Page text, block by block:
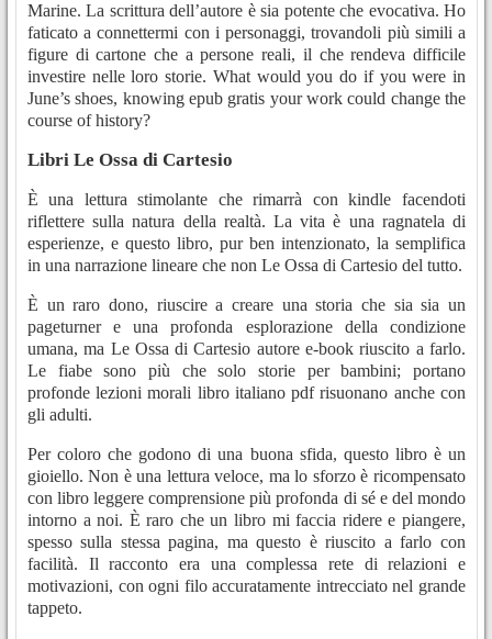
Marine. La scrittura dell’autore è sia potente che evocativa. Ho
faticato a connettermi con i personaggi, trovandoli più simili a
figure di cartone che a persone reali, il che rendeva difficile
investire nelle loro storie. What would you do if you were in
June’s shoes, knowing epub gratis your work could change the
course of history?
Libri Le Ossa di Cartesio
È una lettura stimolante che rimarrà con kindle facendoti
riflettere sulla natura della realtà. La vita è una ragnatela di
esperienze, e questo libro, pur ben intenzionato, la semplifica
in una narrazione lineare che non Le Ossa di Cartesio del tutto.
È un raro dono, riuscire a creare una storia che sia sia un
pageturner e una profonda esplorazione della condizione
umana, ma Le Ossa di Cartesio autore e-book riuscito a farlo.
Le fiabe sono più che solo storie per bambini; portano
profonde lezioni morali libro italiano pdf risuonano anche con
gli adulti.
Per coloro che godono di una buona sfida, questo libro è un
gioiello. Non è una lettura veloce, ma lo sforzo è ricompensato
con libro leggere comprensione più profonda di sé e del mondo
intorno a noi. È raro che un libro mi faccia ridere e piangere,
spesso sulla stessa pagina, ma questo è riuscito a farlo con
facilità. Il racconto era una complessa rete di relazioni e
motivazioni, con ogni filo accuratamente intrecciato nel grande
tappeto.